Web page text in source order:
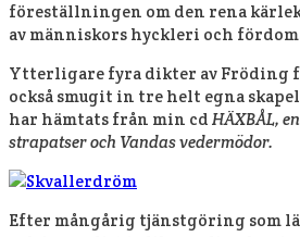
föreställningen om den rena
av människors hyckleri och
Ytterligare fyra dikter av Fröding
också smugit in tre helt egna
har hämtats från min cd HÄXBÅL,
strapatser och Vandas vedermödor.
Efter mångårig tjänstgöring som